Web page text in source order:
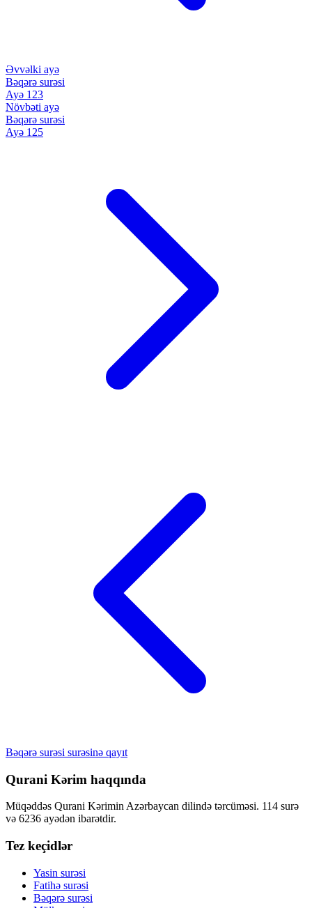
Əvvəlki ayə
Bəqərə surəsi
Ayə 123
Növbəti ayə
Bəqərə surəsi
Ayə 125
Bəqərə surəsi surəsinə qayıt
Qurani Kərim haqqında
Müqəddəs Qurani Kərimin Azərbaycan dilində tərcüməsi. 114 surə
və 6236 ayədən ibarətdir.
Tez keçidlər
Yasin surəsi
Fatihə surəsi
Bəqərə surəsi